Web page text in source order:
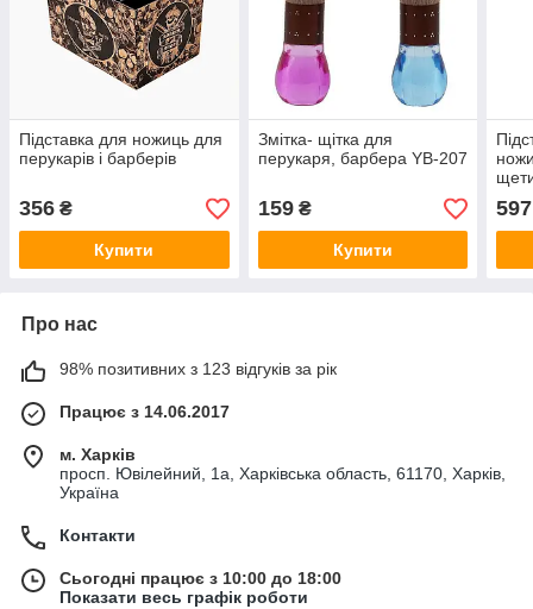
Підставка для ножиць для
перукарів і барберів
356 ₴
Купити
Змітка- щітка для
перукаря, барбера YB-207
159₴
Купити
597
Про нас
98% позитивних з 123 відгуків за рік
Працює з 14.06.2017
м. Харків
просп. Ювілейний, 1а, Харківська область, 61170, Харків,
Україна
Контакти
Сьогодні працює з 10:00 до 18:00
Показати весь графік роботи